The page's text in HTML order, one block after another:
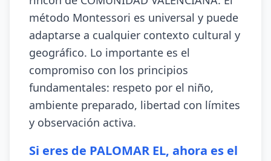
método Montessori es universal y puede
adaptarse a cualquier contexto cultural y
geográfico. Lo importante es el
compromiso con los principios
fundamentales: respeto por el niño,
ambiente preparado, libertad con límites
y observación activa.
Si eres de PALOMAR EL, ahora es el